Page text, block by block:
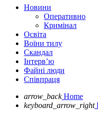
Новини
Оперативно
Кримінал
Освіта
Воїни тилу
Скандал
Інтерв’ю
Файні люди
Співпраця
arrow_back Home
keyboard_arrow_right